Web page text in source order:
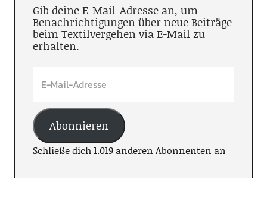
Gib deine E-Mail-Adresse an, um
Benachrichtigungen über neue Beiträge
beim Textilvergehen via E-Mail zu
erhalten.
Abonnieren
Schließe dich 1.019 anderen Abonnenten an